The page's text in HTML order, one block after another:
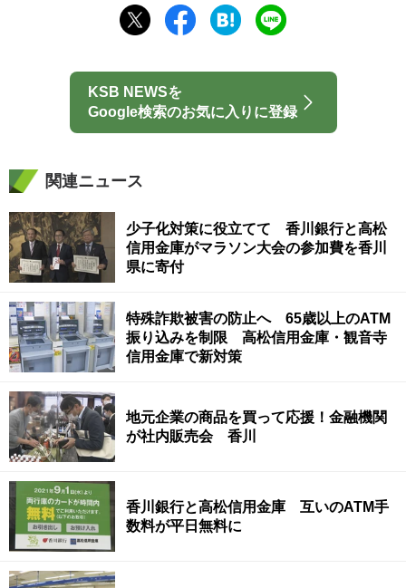
KSB NEWSを
Google検索のお気に入りに登録
関連ニュース
少子化対策に役立てて 香川銀行と高松
信用金庫がマラソン大会の参加費を香川
県に寄付
特殊詐欺被害の防止へ 65歳以上のATM
振り込みを制限 高松信用金庫・観音寺
信用金庫で新対策
地元企業の商品を買って応援！金融機関
が社内販売会 香川
香川銀行と高松信用金庫 互いのATM手
数料が平日無料に